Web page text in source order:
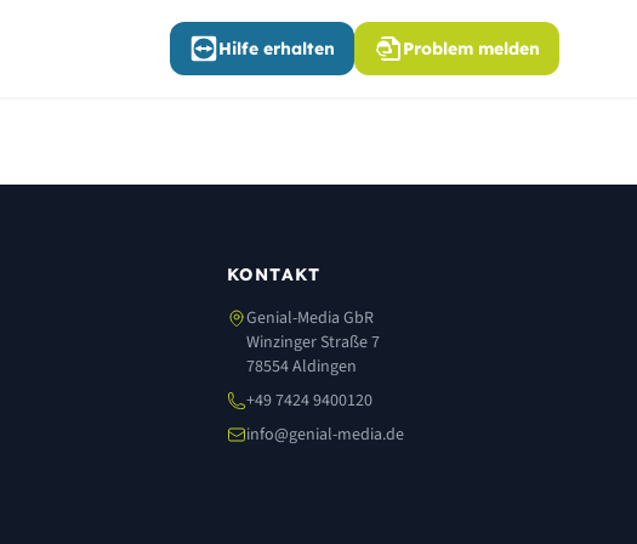
Hilfe erhalten Problem melden
KONTAKT
Genial-Media GbR
Winzinger Straße 7
78554 Aldingen
+49 7424 9400120
info@genial-media.de